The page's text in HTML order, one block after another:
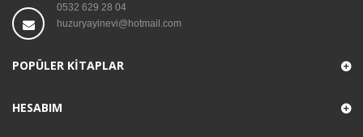
0532 629 28 04
huzuryayinevi@hotmail.com
POPÜLER KITAPLAR
HESABIM